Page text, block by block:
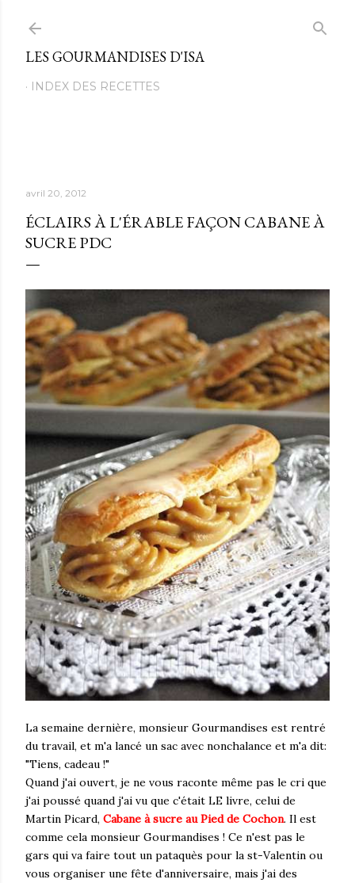
LES GOURMANDISES D'ISA
INDEX DES RECETTES
avril 20, 2012
ÉCLAIRS À L'ÉRABLE FAÇON CABANE À
SUCRE PDC
La semaine dernière, monsieur Gourmandises est rentré
du travail, et m'a lancé un sac avec nonchalance et m'a dit:
"Tiens, cadeau !"
Quand j'ai ouvert, je ne vous raconte même pas le cri que
j'ai poussé quand j'ai vu que c'était LE livre, celui de
Martin Picard, Cabane à sucre au Pied de Cochon. Il est
comme cela monsieur Gourmandises ! Ce n'est pas le
gars qui va faire tout un pataquès pour la st-Valentin ou
vous organiser une fête d'anniversaire, mais j'ai des